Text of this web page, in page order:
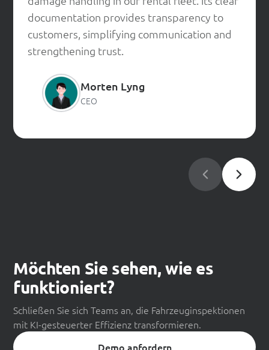
documentation provides transparency to
customers, simplifying communication and
strengthening trust.
Morten Lyng
CEO
Möchten Sie sehen, wie es
funktioniert?
Schließen Sie sich Teams an, die Fahrzeuginspektionen
mit KI-gesteuerter Effizienz transformieren.
Demo anfordern